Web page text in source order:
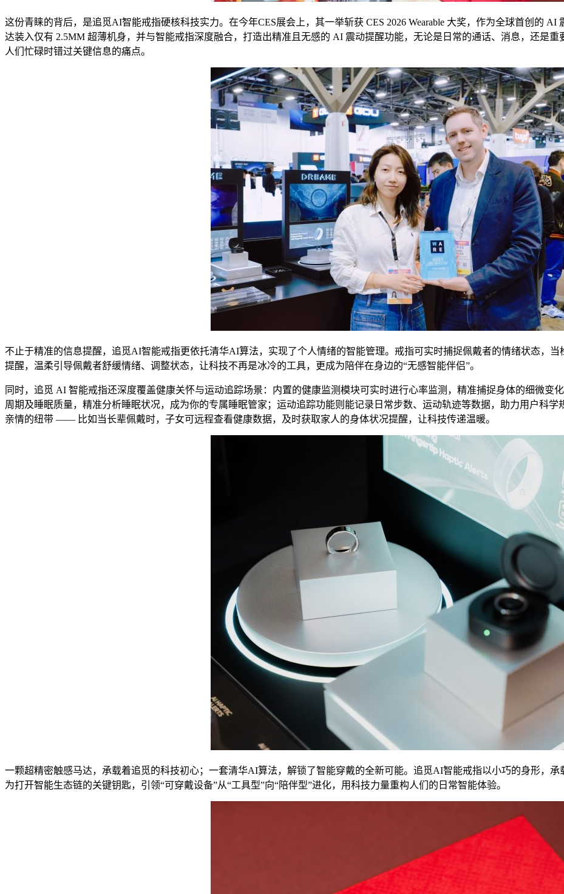
这份青睐的背后，是追觅AI智能戒指硬核科技实力。在今年CES展会上，其一举斩获 CES 2026 Wearable 大奖，作为全球首创的
达装入仅有 2.5MM 超薄机身，并与智能戒指深度融合，打造出精准且无感的 AI 震动提醒功能，无论是日常的通话、消息，还是
人们忙碌时错过关键信息的痛点。
不止于精准的信息提醒，追觅AI智能戒指更依托清华AI算法，实现了个人情绪的智能管理。戒指可实时捕捉佩戴者的情绪状态，
提醒，温柔引导佩戴者舒缓情绪、调整状态，让科技不再是冰冷的工具，更成为陪伴在身边的“无感智能伴侣”。
同时，追觅 AI 智能戒指还深度覆盖健康关怀与运动追踪场景：内置的健康监测模块可实时进行心率监测，精准捕捉身体的细微变
周期及睡眠质量，精准分析睡眠状况，成为你的专属睡眠管家；运动追踪功能则能记录日常步数、运动轨迹等数据，助力用户科
亲情的纽带 —— 比如当长辈佩戴时，子女可远程查看健康数据，及时获取家人的身体状况提醒，让科技传递温暖。
一颗超精密触感马达，承载着追觅的科技初心；一套清华AI算法，解锁了智能穿戴的全新可能。追觅AI智能戒指以小巧的身形，
为打开智能生态链的关键钥匙，引领“可穿戴设备”从“工具型”向“陪伴型”进化，用科技力量重构人们的日常智能体验。